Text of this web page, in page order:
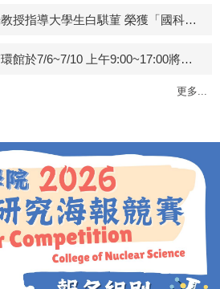
賀！本系葉秩光教授指導大學生白騏菫 榮獲「國科會114年度大專學生研究計畫研究創作獎」
【施工公告】醫環館於7/6~7/10 上午9:00~17:00將進行「R622張建文老師實驗室整修(電路、牆面)」工程
更多...